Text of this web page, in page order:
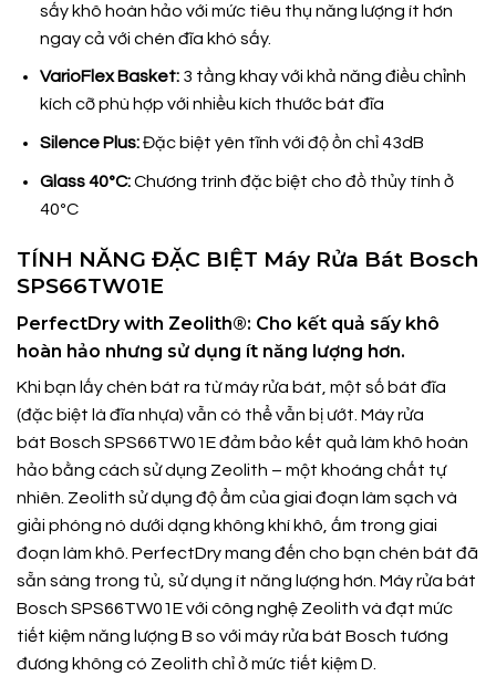
sấy khô hoàn hảo với mức tiêu thụ năng lượng ít hơn
ngay cả với chén đĩa khó sấy.
VarioFlex Basket:3 tầng khay với khả năng điều chỉnh
kích cỡ phù hợp với nhiều kích thước bát đĩa
Silence Plus:Đặc biệt yên tĩnh với độ ồn chỉ 43dB
Glass 40ºC:Chương trình đặc biệt cho đồ thủy tính ở
40ºC
TÍNH NĂNG ĐẶC BIỆT Máy Rửa Bát Bosch
SPS66TW01E
PerfectDry with Zeolith®: Cho kết quả sấy khô
hoàn hảo nhưng sử dụng ít năng lượng hơn.
Khi bạn lấy chén bát ra từ máy rửa bát, một số bát đĩa
(đặc biệt là đĩa nhựa) vẫn có thể vẫn bị ướt. Máy rửa
bát Bosch SPS66TW01E đảm bảo kết quả làm khô hoàn
hảo bằng cách sử dụng Zeolith – một khoáng chất tự
nhiên. Zeolith sử dụng độ ẩm của giai đoạn làm sạch và
giải phóng nó dưới dạng không khí khô, ấm trong giai
đoạn làm khô. PerfectDry mang đến cho bạn chén bát đã
sẵn sàng trong tủ, sử dụng ít năng lượng hơn. Máy rửa bát
Bosch SPS66TW01E với công nghệ Zeolith và đạt mức
tiết kiệm năng lượng B so với máy rửa bát Bosch tương
đương không có Zeolith chỉ ở mức tiết kiệm D.